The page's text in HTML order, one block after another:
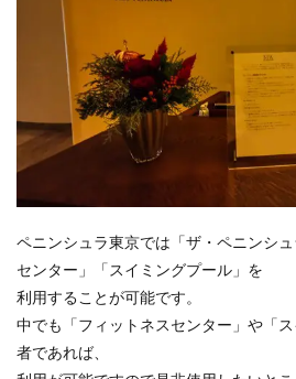
ペニンシュラ東京では「ザ・ペニンシ
センター」「スイミングプール」を
利用することが可能です。
中でも「フィットネスセンター」や「
者であれば、